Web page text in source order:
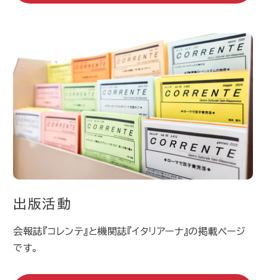
出版活動
会報誌『コレンテ』と機関誌『イタリアーナ』の掲載ページ
です。